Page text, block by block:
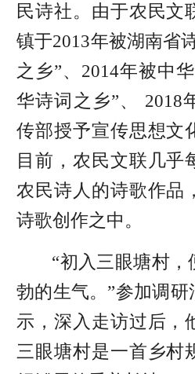
民诗社。由于农民文
镇于2013年被湖南省
之乡”、2014年被中
华诗词之乡”、 2018
传部授予宣传思想文
目前，农民文联几乎
农民诗人的诗歌作品
诗歌创作之中。
“初入三眼塘村
勃的生气。”参加调
示，深入走访过后，
三眼塘村是一首乡村